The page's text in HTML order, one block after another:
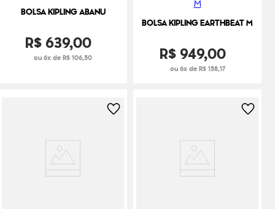
BOLSA KIPLING ABANU
R$639,00
ou 6x de R$ 106,50
BOLSA KIPLING EARTHBEAT M
R$949,00
ou 6x de R$ 158,17